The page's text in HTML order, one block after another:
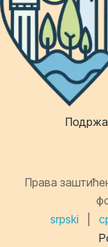
Права
srpski